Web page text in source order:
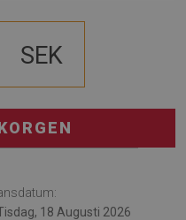
SEK
18 Augusti 2026